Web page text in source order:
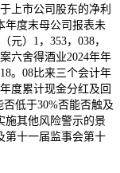
上市公司股东的净利
年度末母公司报表未
元）1，353，038，
六舍得酒业2024年年
。08比来三个会计年
度累计现金分红及回
低于30%否能否触及
施其他风险警示的景
第十一届监事会第十